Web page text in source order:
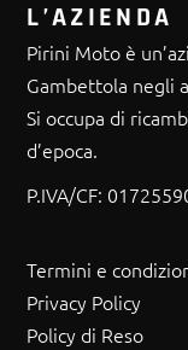
L’AZIENDA
Pirini Moto è
Gambettola negli
Si occupa di
d’epoca.
P.IVA/CF:
Termini e
Privacy Policy
Policy di Reso